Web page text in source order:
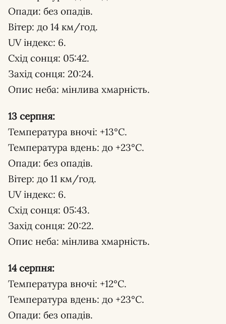
Опади: без опадів.
Вітер: до 14 км/год.
UV індекс: 6.
Схід сонця: 05:42.
Захід сонця: 20:24.
Опис неба: мінлива хмарність.
13 серпня:
Температура вночі: +13°С.
Температура вдень: до +23°С.
Опади: без опадів.
Вітер: до 11 км/год.
UV індекс: 6.
Схід сонця: 05:43.
Захід сонця: 20:22.
Опис неба: мінлива хмарність.
14 серпня:
Температура вночі: +12°С.
Температура вдень: до +23°С.
Опади: без опадів.